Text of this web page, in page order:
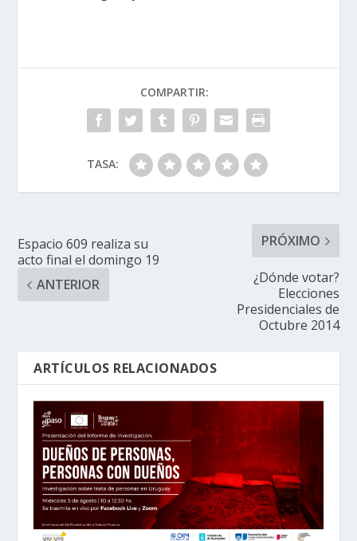
COMPARTIR:
TASA:
Espacio 609 realiza su
acto final el domingo 19
ANTERIOR
PRÓXIMO
¿Dónde votar?
Elecciones
Presidenciales de
Octubre 2014
ARTÍCULOS RELACIONADOS